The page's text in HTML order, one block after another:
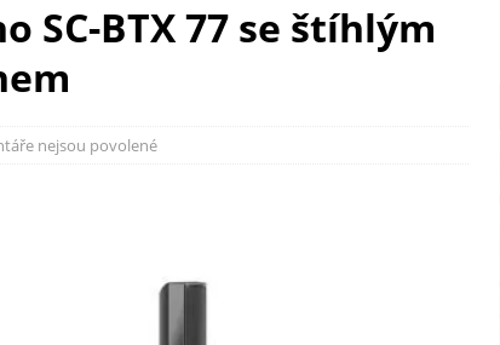
kancelářských tiskáren Canon imageFORCE s modely
SC-BTX 77 se štíhlým
nejsou povolené